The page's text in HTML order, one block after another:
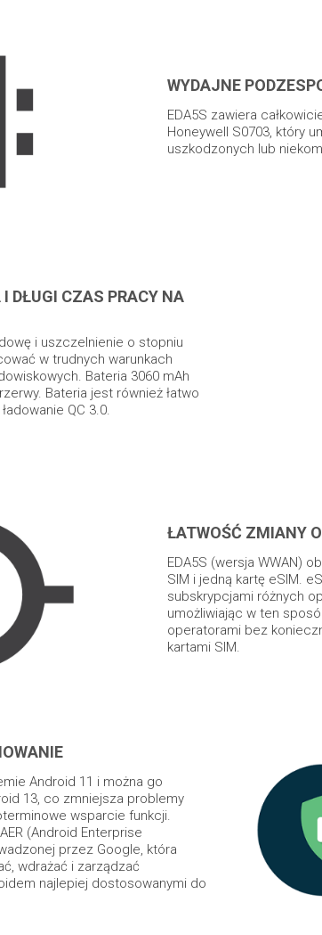
WYDAJNE
EDA5S zawiera
Honeywell S0703, który
uszkodzonych lub
DŁUGI CZAS PRACY NA
i uszczelnienie o stopniu
w trudnych warunkach
Bateria 3060 mAh
Bateria jest również łatwo
QC 3.0.
ŁATWOŚĆ ZMIANY
EDA5S (wersja WWAN)
SIM i jedną kartę eSIM.
subskrypcjami różnych
umożliwiając w ten
operatorami bez
kartami SIM.
Android 11 i można go
13, co zmniejsza problemy
wsparcie funkcji.
(Android Enterprise
przez Google, która
wdrażać i zarządzać
najlepiej dostosowanymi do